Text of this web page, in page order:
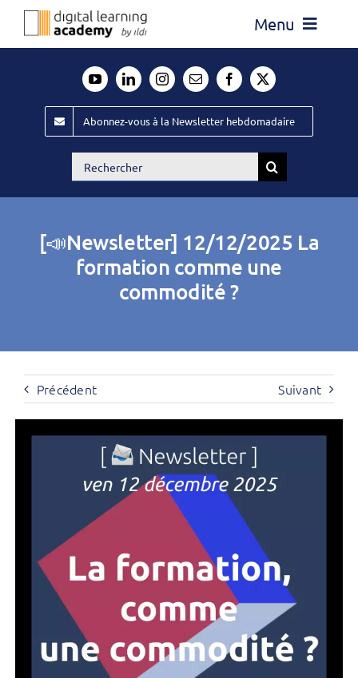
Passer
Menu
Évènements ILDI
Offres d’emploi
Publiez
Abonnez-vous à la Newsletter hebdomadaire
Rechercher:
[📣Newsletter] 12/12/2025 La
formation comme une
commodité ?
Précédent Suivant